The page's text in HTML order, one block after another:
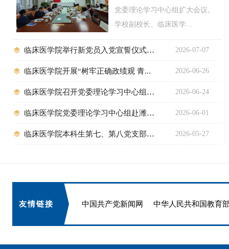
党委理论学习中心组扩大会议。
学校副校长、临床医学...
临床医学院举行新党员入党宣誓仪式暨... 2026-07-07
临床医学院开展“树牢正确政绩观 青... 2026-06-26
临床医学院召开党委理论学习中心组专... 2026-06-24
临床医学院党委理论学习中心组赴潍坊... 2026-06-01
临床医学院本科生第七、第八党支部开... 2026-05-27
友情链接 中国共产党新闻网 中华人民共和国教育